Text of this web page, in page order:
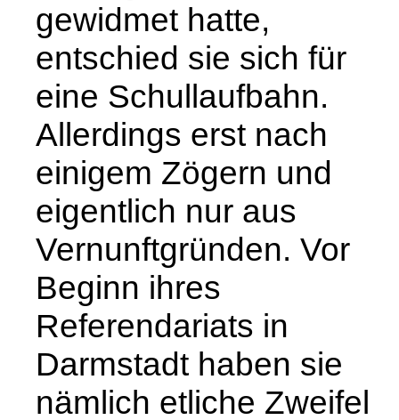
gewidmet hatte,
entschied sie sich für
eine Schullaufbahn.
Allerdings erst nach
einigem Zögern und
eigentlich nur aus
Vernunftgründen. Vor
Beginn ihres
Referendariats in
Darmstadt haben sie
nämlich etliche Zweifel